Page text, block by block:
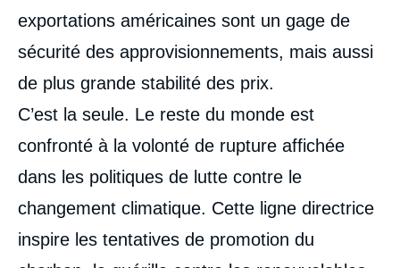
exportations américaines sont un gage de
sécurité des approvisionnements, mais aussi
de plus grande stabilité des prix.
C’est la seule. Le reste du monde est
confronté à la volonté de rupture affichée
dans les politiques de lutte contre le
changement climatique. Cette ligne directrice
inspire les tentatives de promotion du